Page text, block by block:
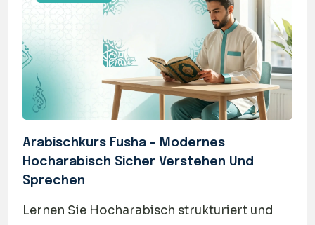
Arabischkurs Fusha – Modernes
Hocharabisch Sicher Verstehen Und
Sprechen
Lernen Sie Hocharabisch strukturiert und